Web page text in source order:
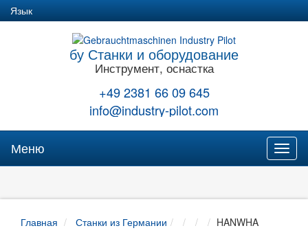
Язык
бу Станки и оборудование
Инструмент, оснастка
+49 2381 66 09 645
info@industry-pilot.com
Меню
Главная Станки из Германии HANWHA